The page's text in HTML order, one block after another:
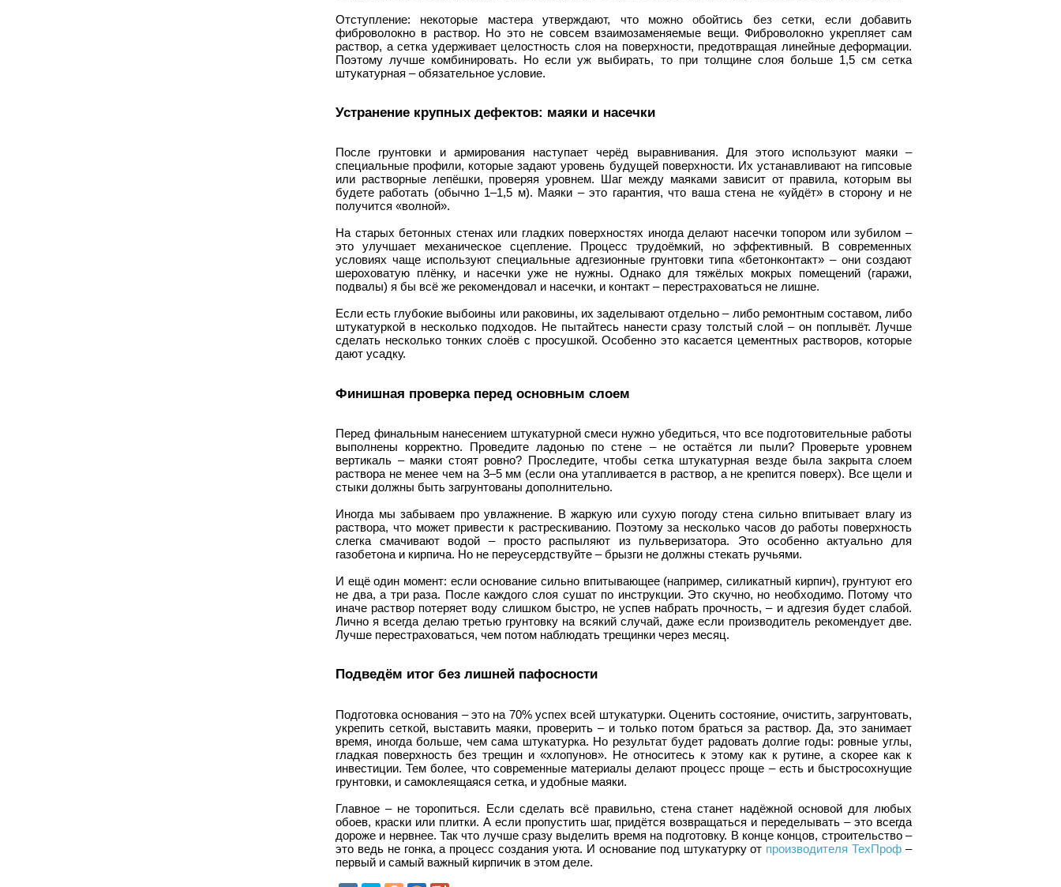
Отступление: некоторые мастера утверждают, что можно обойтись без сетки, если добавить
фиброволокно в раствор. Но это не совсем взаимозаменяемые вещи. Фиброволокно укрепляет сам
раствор, а сетка удерживает целостность слоя на поверхности, предотвращая линейные деформации.
Поэтому лучше комбинировать. Но если уж выбирать, то при толщине слоя больше 1,5 см сетка
штукатурная – обязательное условие.
Устранение крупных дефектов: маяки и насечки
После грунтовки и армирования наступает черёд выравнивания. Для этого используют маяки –
специальные профили, которые задают уровень будущей поверхности. Их устанавливают на гипсовые
или растворные лепёшки, проверяя уровнем. Шаг между маяками зависит от правила, которым вы
будете работать (обычно 1–1,5 м). Маяки – это гарантия, что ваша стена не «уйдёт» в сторону и не
получится «волной».
На старых бетонных стенах или гладких поверхностях иногда делают насечки топором или зубилом –
это улучшает механическое сцепление. Процесс трудоёмкий, но эффективный. В современных
условиях чаще используют специальные адгезионные грунтовки типа «бетонконтакт» – они создают
шероховатую плёнку, и насечки уже не нужны. Однако для тяжёлых мокрых помещений (гаражи,
подвалы) я бы всё же рекомендовал и насечки, и контакт – перестраховаться не лишне.
Если есть глубокие выбоины или раковины, их заделывают отдельно – либо ремонтным составом, либо
штукатуркой в несколько подходов. Не пытайтесь нанести сразу толстый слой – он поплывёт. Лучше
сделать несколько тонких слоёв с просушкой. Особенно это касается цементных растворов, которые
дают усадку.
Финишная проверка перед основным слоем
Перед финальным нанесением штукатурной смеси нужно убедиться, что все подготовительные работы
выполнены корректно. Проведите ладонью по стене – не остаётся ли пыли? Проверьте уровнем
вертикаль – маяки стоят ровно? Проследите, чтобы сетка штукатурная везде была закрыта слоем
раствора не менее чем на 3–5 мм (если она утапливается в раствор, а не крепится поверх). Все щели и
стыки должны быть загрунтованы дополнительно.
Иногда мы забываем про увлажнение. В жаркую или сухую погоду стена сильно впитывает влагу из
раствора, что может привести к растрескиванию. Поэтому за несколько часов до работы поверхность
слегка смачивают водой – просто распыляют из пульверизатора. Это особенно актуально для
газобетона и кирпича. Но не переусердствуйте – брызги не должны стекать ручьями.
И ещё один момент: если основание сильно впитывающее (например, силикатный кирпич), грунтуют его
не два, а три раза. После каждого слоя сушат по инструкции. Это скучно, но необходимо. Потому что
иначе раствор потеряет воду слишком быстро, не успев набрать прочность, – и адгезия будет слабой.
Лично я всегда делаю третью грунтовку на всякий случай, даже если производитель рекомендует две.
Лучше перестраховаться, чем потом наблюдать трещинки через месяц.
Подведём итог без лишней пафосности
Подготовка основания – это на 70% успех всей штукатурки. Оценить состояние, очистить, загрунтовать,
укрепить сеткой, выставить маяки, проверить – и только потом браться за раствор. Да, это занимает
время, иногда больше, чем сама штукатурка. Но результат будет радовать долгие годы: ровные углы,
гладкая поверхность без трещин и «хлопунов». Не относитесь к этому как к рутине, а скорее как к
инвестиции. Тем более, что современные материалы делают процесс проще – есть и быстросохнущие
грунтовки, и самоклеящаяся сетка, и удобные маяки.
Главное – не торопиться. Если сделать всё правильно, стена станет надёжной основой для любых
обоев, краски или плитки. А если пропустить шаг, придётся возвращаться и переделывать – это всегда
дороже и нервнее. Так что лучше сразу выделить время на подготовку. В конце концов, строительство –
это ведь не гонка, а процесс создания уюта. И основание под штукатурку от производителя ТехПроф –
первый и самый важный кирпичик в этом деле.